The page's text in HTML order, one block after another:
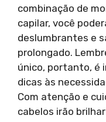
combinação de
capilar, você
deslumbrantes e
prolongado.
único, portanto, é
dicas às
Com atenção e
cabelos irão